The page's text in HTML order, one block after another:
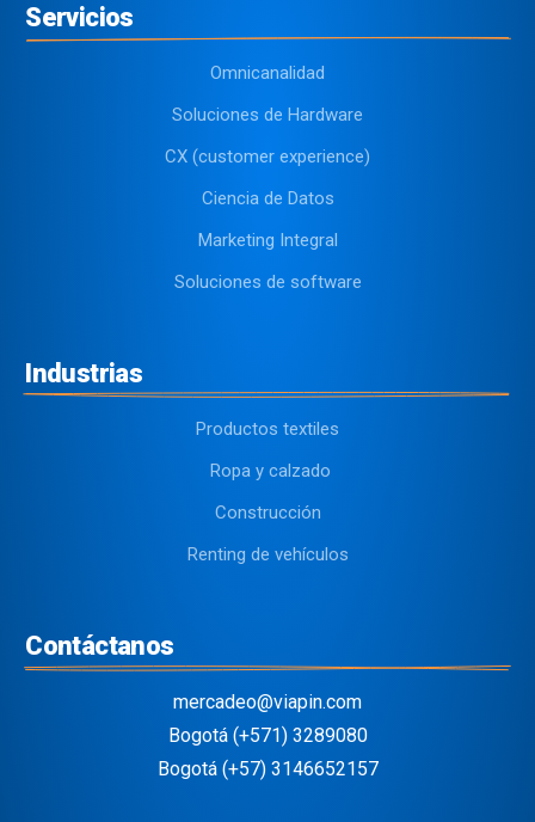
Servicios
Omnicanalidad
Soluciones de Hardware
CX (customer experience)
Ciencia de Datos
Marketing Integral
Soluciones de software
Industrias
Productos textiles
Ropa y calzado
Construcción
Renting de vehículos
Contáctanos
mercadeo@viapin.com
Bogotá (+571) 3289080
Bogotá (+57) 3146652157